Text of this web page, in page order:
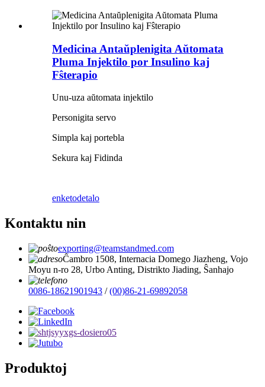
Medicina Antaŭplenigita Aŭtomata
Pluma Injektilo por Insulino kaj
Fŝterapio
Unu-uza aŭtomata injektilo
Personigita servo
Simpla kaj portebla
Sekura kaj Fidinda
enketodetalo
Kontaktu nin
exporting@teamstandmed.com
Ĉambro 1508, Internacia Domego Jiazheng, Vojo
Moyu n-ro 28, Urbo Anting, Distrikto Jiading, Ŝanhajo
0086-18621901943 /(00)86-21-69892058
Produktoj